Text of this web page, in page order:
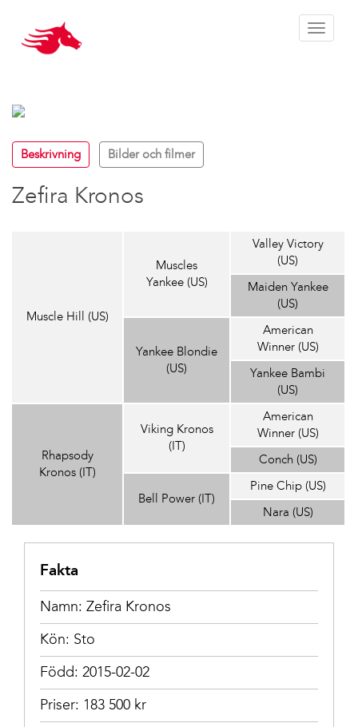
Toggle
Beskrivning Bilder och filmer
Zefira Kronos
Muscle Hill (US)
Muscles
Yankee (US)
Valley Victory
(US)
Maiden Yankee
(US)
Yankee Blondie
(US)
American
Winner (US)
Yankee Bambi
(US)
Rhapsody
Kronos (IT)
Viking Kronos
(IT)
American
Winner (US)
Conch (US)
Bell Power (IT)
Pine Chip (US)
Nara (US)
Fakta
Namn: Zefira Kronos
Kön: Sto
Född: 2015-02-02
Priser: 183 500 kr